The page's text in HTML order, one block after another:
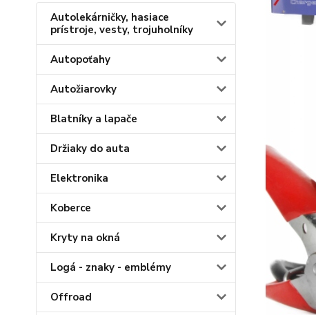
Autolekárničky, hasiace
prístroje, vesty, trojuholníky
Autopoťahy
Autožiarovky
Blatníky a lapače
Držiaky do auta
Elektronika
Koberce
Kryty na okná
Logá - znaky - emblémy
Offroad